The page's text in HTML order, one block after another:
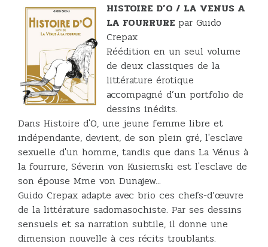
HISTOIRE D’O / LA VENUS A
LA FOURRURE par Guido
Crepax
Réédition en un seul volume
de deux classiques de la
littérature érotique
accompagné d’un portfolio de
dessins inédits.
Dans Histoire d'O, une jeune femme libre et
indépendante, devient, de son plein gré, l'esclave
sexuelle d'un homme, tandis que dans La Vénus à
la fourrure, Séverin von Kusiemski est l'esclave de
son épouse Mme von Dunajew...
Guido Crepax adapte avec brio ces chefs-d’œuvre
de la littérature sadomasochiste. Par ses dessins
sensuels et sa narration subtile, il donne une
dimension nouvelle à ces récits troublants.